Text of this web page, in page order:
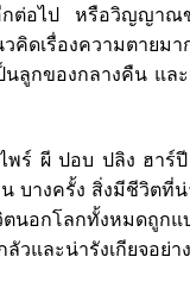
ต่อไป หรือวิญญาณ
ดเรื่องความตายม
ลูกของกลางคืน แล
ร์ ผี ปอบ ปลิง ฮา
บางครั้ง สิ่งมีชีวิตที่
นอกโลกทั้งหมดถูกแ
และน่ารังเกียจอย่